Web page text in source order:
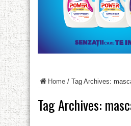
Home / Tag Archives:
Tag Archives: